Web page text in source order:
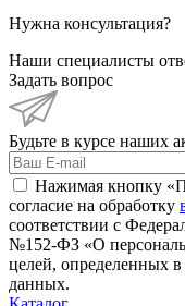
Нужна консультация?
Наши специалисты
Задать вопрос
Будьте в курсе наших
Нажимая кнопку
согласие на обработку
соответствии с
№152-ФЗ «О
целей, определенных
данных.